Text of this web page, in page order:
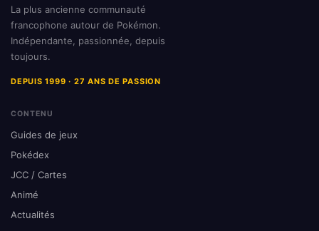
La plus ancienne communauté
francophone autour de Pokémon.
Indépendante, passionnée, depuis
toujours.
DEPUIS 1999 · 27 ANS DE PASSION
CONTENU
Guides de jeux
Pokédex
JCC / Cartes
Animé
Actualités